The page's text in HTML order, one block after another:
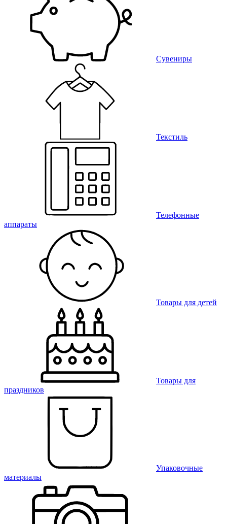
Сувениры
Текстиль
Телефонные
аппараты
Товары для детей
Товары для
праздников
Упаковочные
материалы